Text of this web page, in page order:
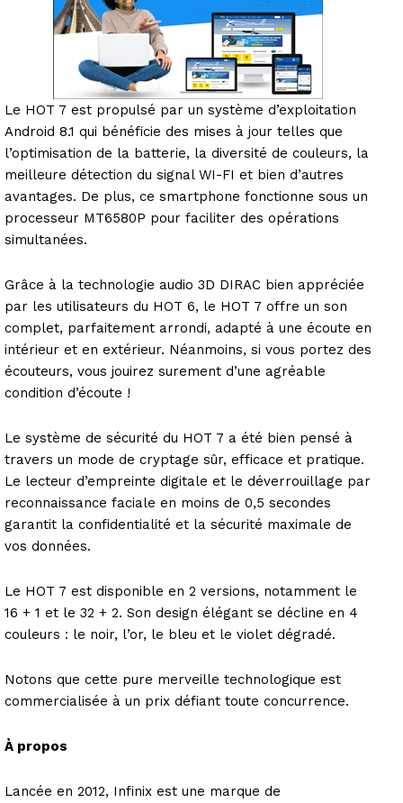
Le HOT 7 est propulsé par un système d’exploitation
Android 8.1 qui bénéficie des mises à jour telles que
l’optimisation de la batterie, la diversité de couleurs, la
meilleure détection du signal WI-FI et bien d’autres
avantages. De plus, ce smartphone fonctionne sous un
processeur MT6580P pour faciliter des opérations
simultanées.
Grâce à la technologie audio 3D DIRAC bien appréciée
par les utilisateurs du HOT 6, le HOT 7 offre un son
complet, parfaitement arrondi, adapté à une écoute en
intérieur et en extérieur. Néanmoins, si vous portez des
écouteurs, vous jouirez surement d’une agréable
condition d’écoute !
Le système de sécurité du HOT 7 a été bien pensé à
travers un mode de cryptage sûr, efficace et pratique.
Le lecteur d’empreinte digitale et le déverrouillage par
reconnaissance faciale en moins de 0,5 secondes
garantit la confidentialité et la sécurité maximale de
vos données.
Le HOT 7 est disponible en 2 versions, notamment le
16 + 1 et le 32 + 2. Son design élégant se décline en 4
couleurs : le noir, l’or, le bleu et le violet dégradé.
Notons que cette pure merveille technologique est
commercialisée à un prix défiant toute concurrence.
À propos
Lancée en 2012, Infinix est une marque de